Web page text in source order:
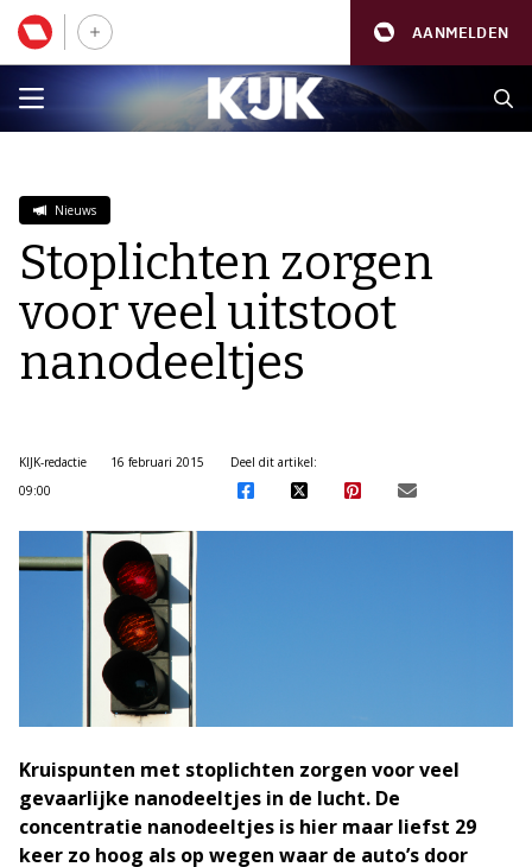
AANMELDEN
Nieuws
Stoplichten zorgen
voor veel uitstoot
nanodeeltjes
KIJK-redactie
16 februari 2015
09:00
Deel dit artikel:
Kruispunten met stoplichten zorgen voor veel
gevaarlijke nanodeeltjes in de lucht. De
concentratie nanodeeltjes is hier maar liefst 29
keer zo hoog als op wegen waar de auto’s door